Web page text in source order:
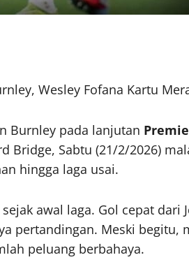
Wesley Fofana Kartu
Burnley pada lanjutan
Bridge, Sabtu (21/2/2026)
hingga laga usai.
awal laga. Gol cepat dari
pertandingan. Meski begitu,
peluang berbahaya.